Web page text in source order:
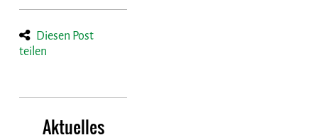
Diesen Post
teilen
Aktuelles